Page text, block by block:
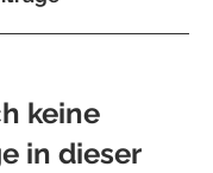
keine
in dieser